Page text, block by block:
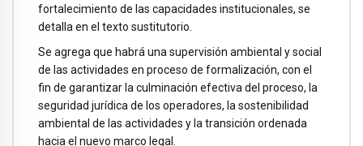
fortalecimiento de las capacidades institucionales, se
detalla en el texto sustitutorio.
Se agrega que habrá una supervisión ambiental y social
de las actividades en proceso de formalización, con el
fin de garantizar la culminación efectiva del proceso, la
seguridad jurídica de los operadores, la sostenibilidad
ambiental de las actividades y la transición ordenada
hacia el nuevo marco legal.